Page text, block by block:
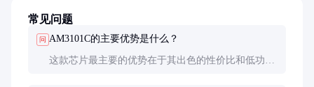
常见问题
问 AM3101C的主要优势是什么？
这款芯片最主要的优势在于其出色的性价比和低功耗